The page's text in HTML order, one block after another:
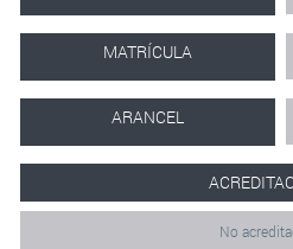
MATRÍCULA
ARANCEL
No